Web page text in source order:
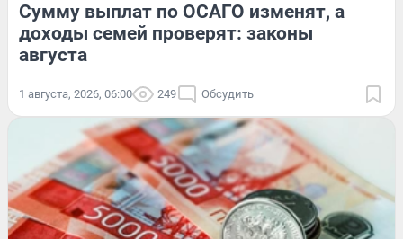
Сумму выплат по ОСАГО изменят, а
доходы семей проверят: законы
августа
1 августа, 2026, 06:00 249 Обсудить